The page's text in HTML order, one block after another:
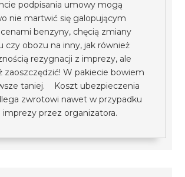
podpisania umowy mogą
nie martwić się galopującym
cenami benzyny, chęcią zmiany
czy obozu na inny, jak również
rezygnacji z imprezy, ale
zaoszczędzić! W pakiecie bowiem
taniej. Koszt ubezpieczenia
zwrotowi nawet w przypadku
imprezy przez organizatora.